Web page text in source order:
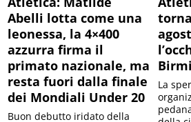
Abelli lotta come una
leonessa, la 4×400
azzurra firma il
primato nazionale, ma
resta fuori dalla finale
dei Mondiali Under 20
Buon debutto iridato della
La